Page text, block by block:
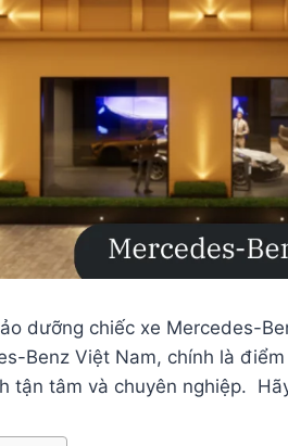
dưỡng chiếc xe Mercedes-
Benz Việt Nam, chính là
tận tâm và chuyên nghiệp.